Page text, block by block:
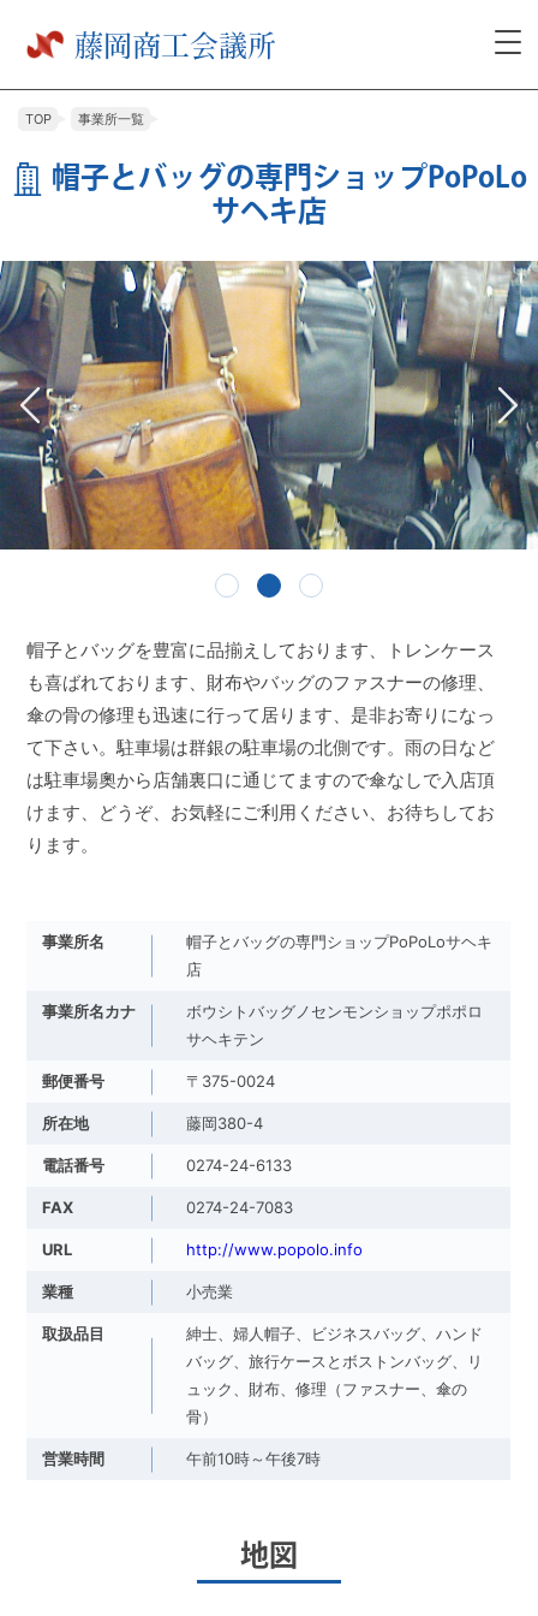
藤岡商工会議所
帽子とバッグの専門ショップPoPoLo
サヘキ店
TOP 事業所一覧
帽子とバッグを豊富に品揃えしております、トレンケース
も喜ばれております、財布やバッグのファスナーの修理、
傘の骨の修理も迅速に行って居ります、是非お寄りになっ
て下さい。駐車場は群銀の駐車場の北側です。雨の日など
は駐車場奧から店舗裏口に通じてますので傘なしで入店頂
けます、どうぞ、お気軽にご利用ください、お待ちしてお
ります。
事業所名
帽子とバッグの専門ショップPoPoLoサヘキ
店
事業所名カナ
ボウシトバッグノセンモンショップポポロ
サヘキテン
郵便番号 〒375-0024
所在地 藤岡380-4
電話番号 0274-24-6133
FAX 0274-24-7083
URL http://www.popolo.info
業種 小売業
取扱品目
紳士、婦人帽子、ビジネスバッグ、ハンド
バッグ、旅行ケースとボストンバッグ、リ
ュック、財布、修理（ファスナー、傘の
骨）
営業時間 午前10時～午後7時
地図